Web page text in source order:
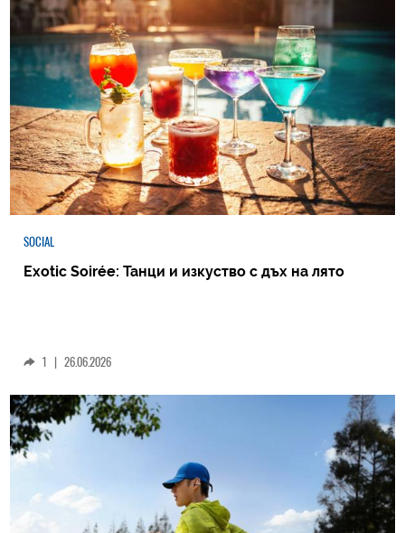
SOCIAL
Exotic Soirée: Танци и изкуство с дъх на лято
1 | 26.06.2026